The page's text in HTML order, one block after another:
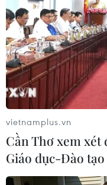
vietnamplus.vn
Cần Thơ xem xét
Giáo dục-Đào tạo